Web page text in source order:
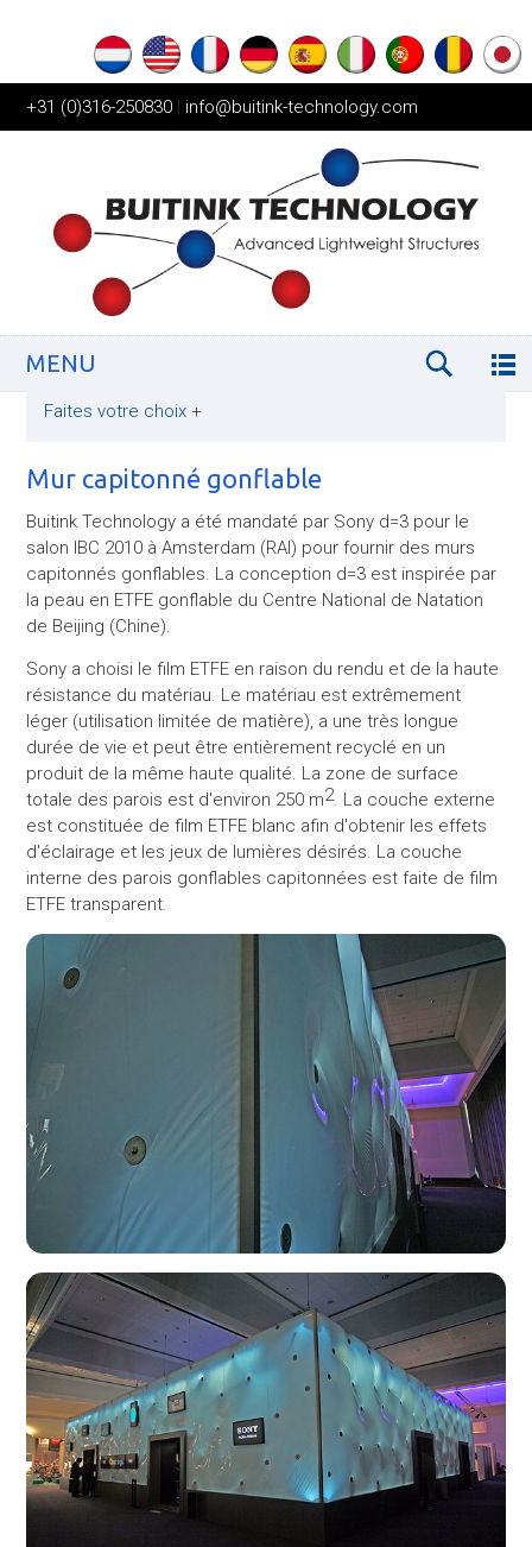
+31 (0)316-250830 | info@buitink-technology.com
MENU
Faites votre choix +
Mur capitonné gonflable
Buitink Technology a été mandaté par Sony d=3 pour le
salon IBC 2010 à Amsterdam (RAI) pour fournir des murs
capitonnés gonflables. La conception d=3 est inspirée par
la peau en ETFE gonflable du Centre National de Natation
de Beijing (Chine).
Sony a choisi le film ETFE en raison du rendu et de la haute
résistance du matériau. Le matériau est extrêmement
léger (utilisation limitée de matière), a une très longue
durée de vie et peut être entièrement recyclé en un
produit de la même haute qualité. La zone de surface
totale des parois est d'environ 250 m2. La couche externe
est constituée de film ETFE blanc afin d'obtenir les effets
d'éclairage et les jeux de lumières désirés. La couche
interne des parois gonflables capitonnées est faite de film
ETFE transparent.